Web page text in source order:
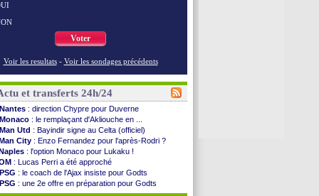
Voter
Voir les resultats - Voir les sondages précédents
et transferts 24h/24
Nantes : direction Chypre pour Duverne
Monaco : le remplaçant d'Akliouche en ...
Man Utd : Bayindir signe au Celta (officiel)
City : Enzo Fernandez pour l'après-Rodri ?
: l'option Monaco pour Lukaku !
: Lucas Perri a été approché
PSG : le coach de l'Ajax insiste pour Godts
PSG : une 2e offre en préparation pour Godts
Francfort: Dina Ebimbe signe à Schalke (off.)